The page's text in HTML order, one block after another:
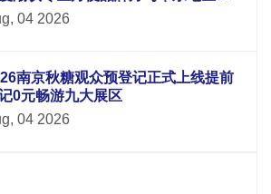
锁便利店电商平台采购商面对面洽
04 2026
南京秋糖观众预登记正式上线提前
0元畅游九大展区
04 2026